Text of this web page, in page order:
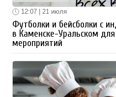
12:07 | 21 июля
Футболки и бейсболки с
в Каменске-Уральском
мероприятий